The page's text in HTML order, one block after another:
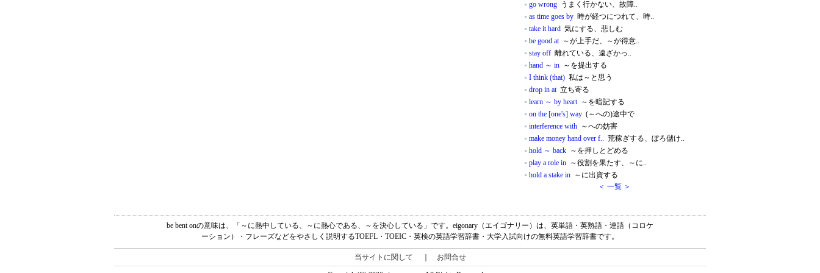
go wrong うまく行かない、故障..
as time goes by 時が経つにつれて、時..
take it hard 気にする、悲しむ
be good at～が上手だ、～が得意..
stay off 離れている、遠ざかっ..
hand ～ in ～を提出する
I think (that) 私は～と思う
drop in at立ち寄る
learn ～ by heart～を暗記する
on the [one's] way (～への)途中で
interference with ～への妨害
make money hand over f.. 荒稼ぎする、ぼろ儲け..
hold ～ back ～を押しとどめる
play a role in ～役割を果たす、～に..
hold a stake in ～に出資する
＜ 一覧 ＞
be bent onの意味は、「～に熱中している、～に熱心である、～を決心している」です。eigonary（エイゴナリー）は、英単語・英熟語・連語（コロケ
ーション）・フレーズなどをやさしく説明するTOEFL・TOEIC・英検の英語学習辞書・大学入試向けの無料英語学習辞書です。
当サイトに関して お問合せ